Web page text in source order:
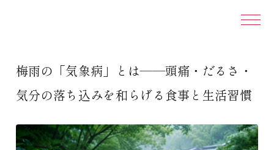
本文ま
梅雨の「気象病」とは——頭痛・だるさ・
気分の落ち込みを和らげる食事と生活習慣